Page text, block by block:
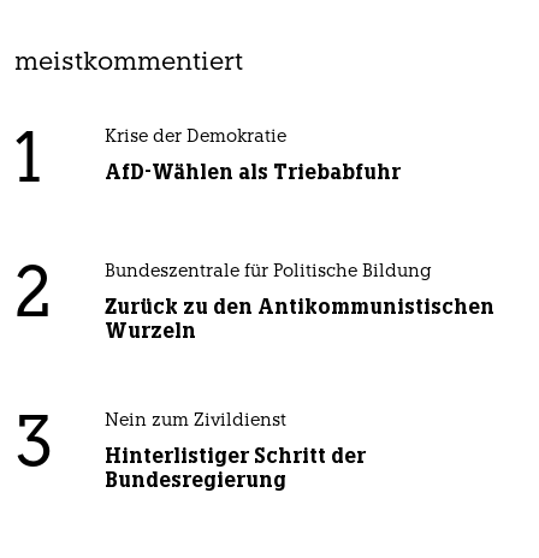
meistkommentiert
1 Krise der Demokratie
AfD-Wählen als Triebabfuhr
2 Bundeszentrale für Politische Bildung
Zurück zu den Antikommunistischen
Wurzeln
3 Nein zum Zivildienst
Hinterlistiger Schritt der
Bundesregierung